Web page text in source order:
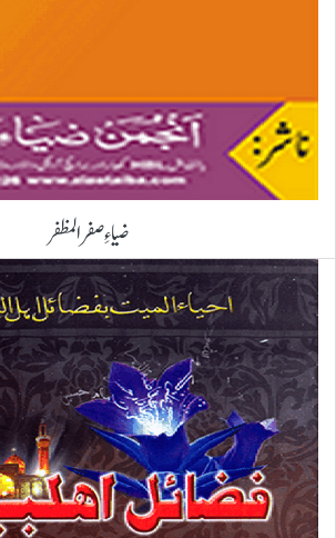
ضیاءِ صفرالمظفر